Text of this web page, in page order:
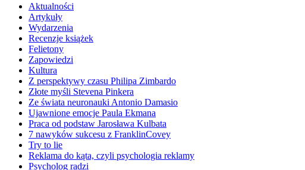
Aktualności
Artykuły
Wydarzenia
Recenzje książek
Felietony
Zapowiedzi
Kultura
Z perspektywy czasu Philipa Zimbardo
Złote myśli Stevena Pinkera
Ze świata neuronauki Antonio Damasio
Ujawnione emocje Paula Ekmana
Praca od podstaw Jarosława Kulbata
7 nawyków sukcesu z FranklinCovey
Try to lie
Reklama do kąta, czyli psychologia reklamy
Psycholog radzi